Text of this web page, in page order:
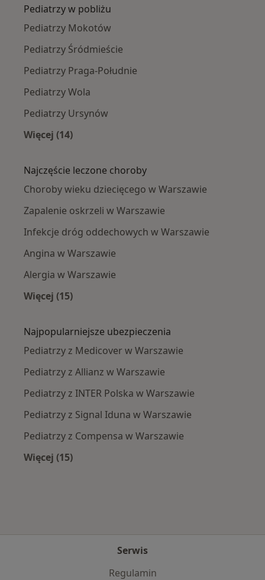
Pediatrzy w pobliżu
Pediatrzy Mokotów
Pediatrzy Śródmieście
Pediatrzy Praga-Południe
Pediatrzy Wola
Pediatrzy Ursynów
Więcej (14)
Najczęście leczone choroby
Choroby wieku dziecięcego w Warszawie
Zapalenie oskrzeli w Warszawie
Infekcje dróg oddechowych w Warszawie
Angina w Warszawie
Alergia w Warszawie
Więcej (15)
Najpopularniejsze ubezpieczenia
Pediatrzy z Medicover w Warszawie
Pediatrzy z Allianz w Warszawie
Pediatrzy z INTER Polska w Warszawie
Pediatrzy z Signal Iduna w Warszawie
Pediatrzy z Compensa w Warszawie
Więcej (15)
Serwis
Regulamin